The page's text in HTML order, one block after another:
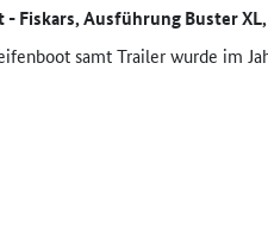
- Fiskars, Ausführung Buster
samt Trailer wurde im